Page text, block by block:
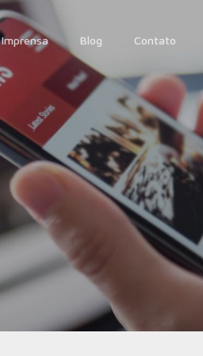
Imprensa Blog Contato